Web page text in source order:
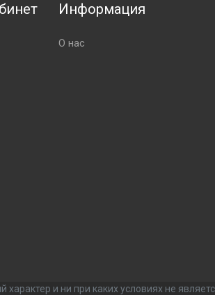
Информация
О нас
и ни при каких условиях не